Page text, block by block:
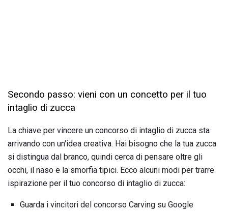
Secondo passo: vieni con un concetto per il tuo
intaglio di zucca
La chiave per vincere un concorso di intaglio di zucca sta
arrivando con un'idea creativa. Hai bisogno che la tua zucca
si distingua dal branco, quindi cerca di pensare oltre gli
occhi, il naso e la smorfia tipici. Ecco alcuni modi per trarre
ispirazione per il tuo concorso di intaglio di zucca:
Guarda i vincitori del concorso Carving su Google